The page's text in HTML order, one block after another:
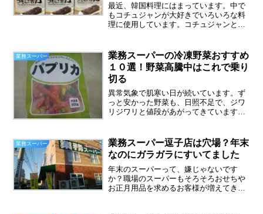
最近、韓国料理にはまっています。中で
もコチュジャンが大好きでいろいろな料
理に使用しています。コチュジャンと言
よく使う私に、あの大容量はとても助か
ります。業務スーパーの韓...
業務スーパー
業務スーパーの冷凍野菜おすすめ
１０選！野菜高騰中はこれで乗り
切る
異常気象で肌寒い日が続いています。ず
っと安かった野菜も、日照不足で、ジワ
リジワリと値段があがってきています。
野菜高騰中はこれで乗り切る★業務スー
パーの冷凍野菜、カットほ...
業務スーパー
業務スーパー逗子店は穴場？年末
なのにガラガラにすいてました
年末のスーパーって、嫌じゃないです
か？職場のスーパーもそろそろおせちや
お正月用品を求めるお客様が増えてきま